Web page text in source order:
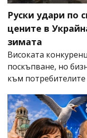
Руски удари по
цените в
зимата
Високата
поскъпване, но
към потребителите